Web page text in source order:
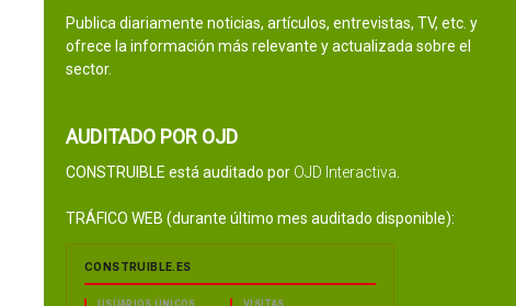
Publica diariamente noticias, artículos, entrevistas, TV, etc. y
ofrece la información más relevante y actualizada sobre el
sector.
AUDITADO POR OJD
CONSTRUIBLE está auditado por OJD Interactiva
TRÁFICO WEB (durante último mes auditado disponible):